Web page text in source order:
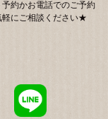
約かお電話でのご予約
軽にご相談ください★